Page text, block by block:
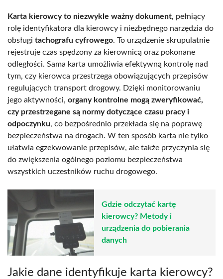
Karta kierowcy to niezwykle ważny dokument, pełniący
rolę identyfikatora dla kierowcy i niezbędnego narzędzia do
obsługi tachografu cyfrowego. To urządzenie skrupulatnie
rejestruje czas spędzony za kierownicą oraz pokonane
odległości. Sama karta umożliwia efektywną kontrolę nad
tym, czy kierowca przestrzega obowiązujących przepisów
regulujących transport drogowy. Dzięki monitorowaniu
jego aktywności, organy kontrolne mogą zweryfikować,
czy przestrzegane są normy dotyczące czasu pracy i
odpoczynku, co bezpośrednio przekłada się na poprawę
bezpieczeństwa na drogach. W ten sposób karta nie tylko
ułatwia egzekwowanie przepisów, ale także przyczynia się
do zwiększenia ogólnego poziomu bezpieczeństwa
wszystkich uczestników ruchu drogowego.
Gdzie odczytać kartę
kierowcy? Metody i
urządzenia do pobierania
danych
Jakie dane identyfikuje karta kierowcy?